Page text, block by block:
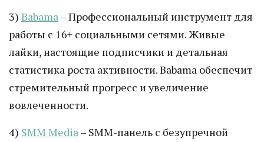
3) Babama– Профессиональный инструмент для
работы с 16+ социальными сетями. Живые
лайки, настоящие подписчики и детальная
статистика роста активности. Babama обеспечит
стремительный прогресс и увеличение
вовлеченности.
4) SMM Media– SMM-панель с безупречной